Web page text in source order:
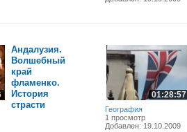
Андалузия.
Волшебный
край
фламенко.
История
страсти
01:28:57
География
1 просмотр
Добавлен: 19.10.2009